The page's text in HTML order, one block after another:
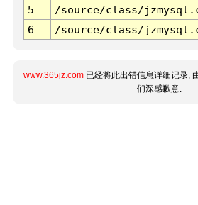
5
/source/class/
6
/source/class/
www.365jz.com 已经将此出错信息详细记录,
们深感歉意.